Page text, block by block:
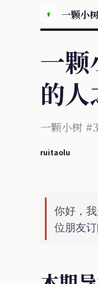
一颗小
一
的
一颗小树
ruitaolu
你好，
位朋友